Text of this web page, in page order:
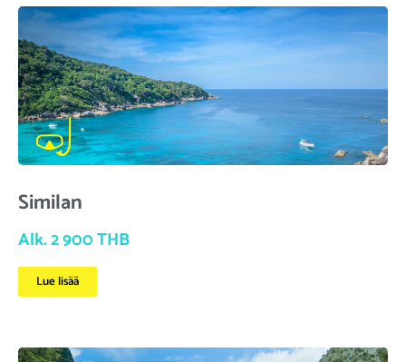
Similan
Alk. 2 900 THB
Lue lisää